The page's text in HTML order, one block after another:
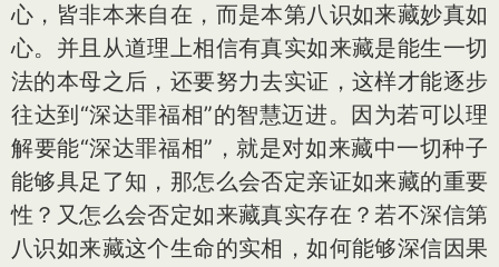
心，皆非本来自在，而是本第八识如来藏妙真如
心。并且从道理上相信有真实如来藏是能生一切
法的本母之后，还要努力去实证，这样才能逐步
往达到“深达罪福相”的智慧迈进。因为若可以理
解要能“深达罪福相”，就是对如来藏中一切种子
能够具足了知，那怎么会否定亲证如来藏的重要
性？又怎么会否定如来藏真实存在？若不深信第
八识如来藏这个生命的实相，如何能够深信因果